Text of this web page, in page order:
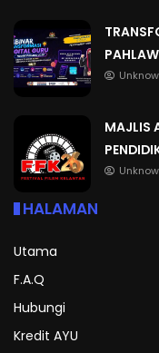
MAJLIS
HALAMAN
Utama
F.A.Q
Hubungi
Kredit AYU